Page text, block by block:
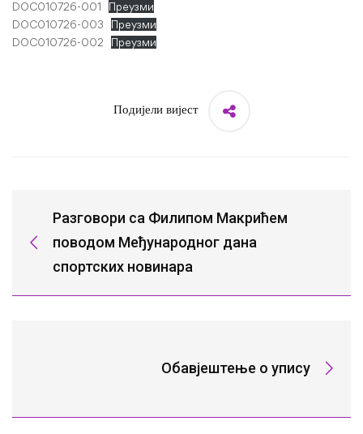
DOC010726-001
Преузми
DOC010726-003
Преузми
DOC010726-002
Преузми
Подијели вијест
Разговори са Филипом Макрићем
поводом Међународног дана
спортских новинара
Обавјештење о упису